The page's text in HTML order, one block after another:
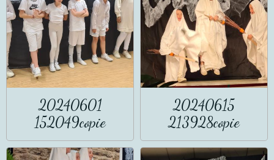
20240601
152049copie
20240615
213928copie